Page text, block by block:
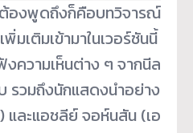
องพูดถึงก็คือบทวิจารณ์
มเติมเข้ามาในเวอร์ชันนี้
งความเห็นต่าง ๆ จากนีล
รวมถึงนักแสดงนำอย่าง
และแอชลีย์ จอห์นสัน (เอ